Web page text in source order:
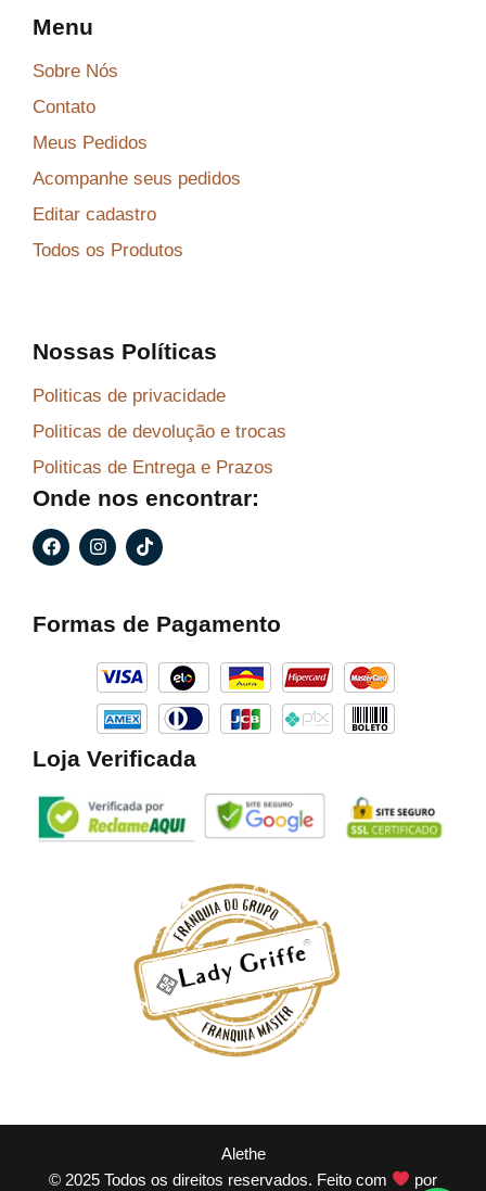
Menu
Sobre Nós
Contato
Meus Pedidos
Acompanhe seus pedidos
Editar cadastro
Todos os Produtos
Nossas Políticas
Politicas de privacidade
Politicas de devolução e trocas
Politicas de Entrega e Prazos
Onde nos encontrar:
F
a
c
o
I
n
s
g
a
m
T
i
k
k
Formas de Pagamento
Loja Verificada
Alethe
© 2025 Todos os direitos reservados. Feito com
por